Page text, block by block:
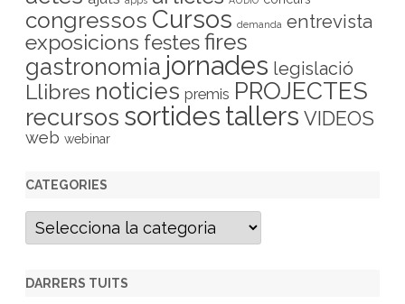
congressos Cursos demanda entrevista
exposicions festesfires
gastronomia jornades legislació
Llibres noticies premis PROJECTES
recursos sortides tallers VIDEOS
web webinar
CATEGORIES
C
t
g
DARRERS TUITS